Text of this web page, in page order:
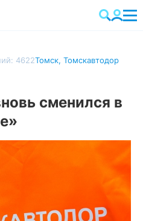
4622Томск, Томскавтодор
сменился в